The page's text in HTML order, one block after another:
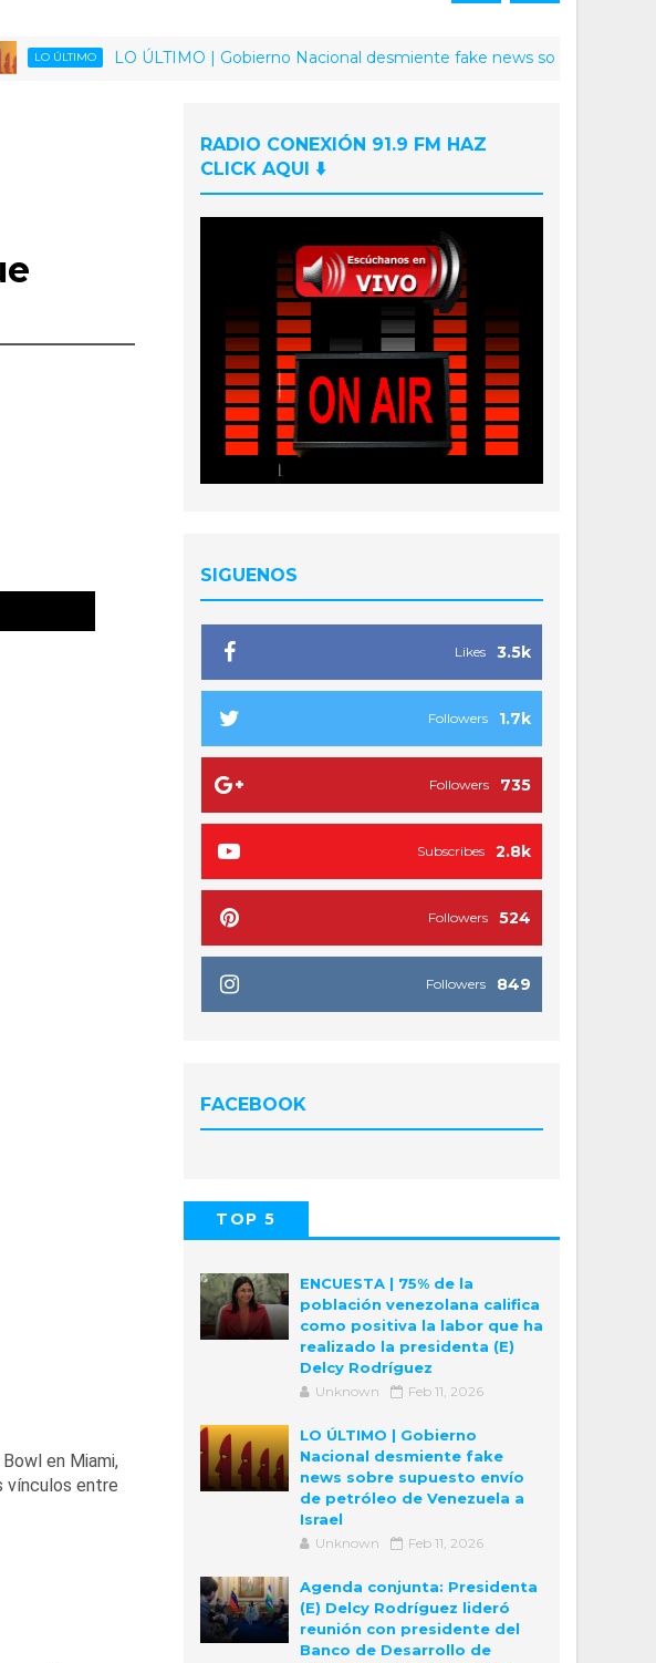
LO ÚLTIMO | Gobierno Nacional desmiente fake news sobre supuesto
Miami Gardens (United States), 02/02/2020.- US singer Jennifer Lopez (R) and
2020. (Estados Unidos) EFE/EPA/LARRY W. SMITH
en Miami,
vínculos entre
RADIO CONEXIÓN 91.9 FM HAZ
CLICK AQUI ⬇️
SIGUENOS
3.5k
Likes
1.7k
Followers
735
Followers
2.8k
Subscribes
524
Followers
849
Followers
FACEBOOK
TOP 5
ENCUESTA | 75% de la
población venezolana califica
como positiva la labor que ha
realizado la presidenta (E)
Delcy Rodríguez
Unknown Feb 11, 2026
LO ÚLTIMO | Gobierno
Nacional desmiente fake
news sobre supuesto envío
de petróleo de Venezuela a
Israel
Unknown Feb 11, 2026
Agenda conjunta: Presidenta
(E) Delcy Rodríguez lideró
reunión con presidente del
Banco de Desarrollo de